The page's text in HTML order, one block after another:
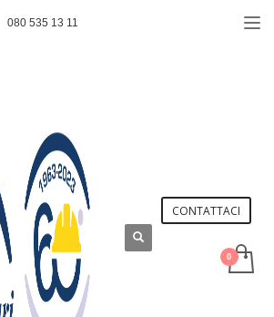
080 535 13 11
CONTATTACI